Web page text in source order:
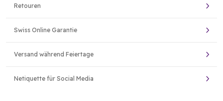
Retouren
Swiss Online Garantie
Versand während Feiertage
Netiquette für Social Media